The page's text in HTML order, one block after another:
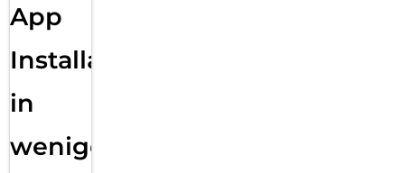
App
Installation
in
wenigen